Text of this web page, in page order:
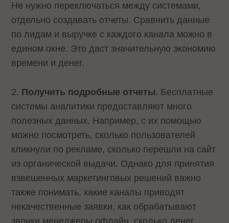
Не нужно переключаться между системами,
отдельно создавать отчеты. Сравнить данные
по лидам и выручке с каждого канала можно в
едином окне. Это даст значительную экономию
времени и денег.
2. Получить подробные отчеты. Бесплатные
системы аналитики предоставляют много
полезных данных. Например, с их помощью
можно посмотреть, сколько пользователей
кликнули по рекламе, сколько перешли на сайт
из органической выдачи. Однако для принятия
взвешенных маркетинговых решений важно
также понимать, какие каналы приводят
некачественные заявки, как обрабатывают
звонки менеджеры офлайн, сколько денег